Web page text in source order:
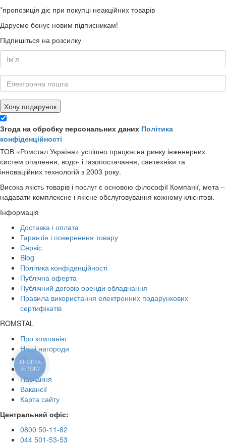
*пропозиція діє при покупці неакційних товарів
Даруємо бонус новим підписникам!
Підпишіться на розсилку
Хочу подарунок
Згода на обробку персональних даних Політика
конфіденційності
ТОВ «Ромстал Україна» успішно працює на ринку інженерних
систем опалення, водо- і газопостачання, сантехніки та
інноваційних технологій з 2003 року.
Висока якість товарів і послуг є основою філософії Компанії, мета –
надавати комплексне і якісне обслуговування кожному клієнтові.
Інформація
Доставка і оплата
Гарантія і повернення товару
Сервіс
Blog
Політика конфіденційності
Публічна оферта
Публічний договір оренди обладнання
Правила використання електронних подарункових
сертифікатів
ROMSTAL
Про компанію
Наші нагороди
Новини
Об'єкти
Навчання
Вакансії
Карта сайту
Центральний офіс:
0800 50-11-82
044 501-53-53
КНОПКА
ЗВ'ЯЗКУ